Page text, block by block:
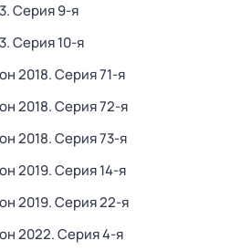
. Серия 9-я
. Серия 10-я
2018. Серия 71-я
2018. Серия 72-я
2018. Серия 73-я
2019. Серия 14-я
2019. Серия 22-я
2022. Серия 4-я